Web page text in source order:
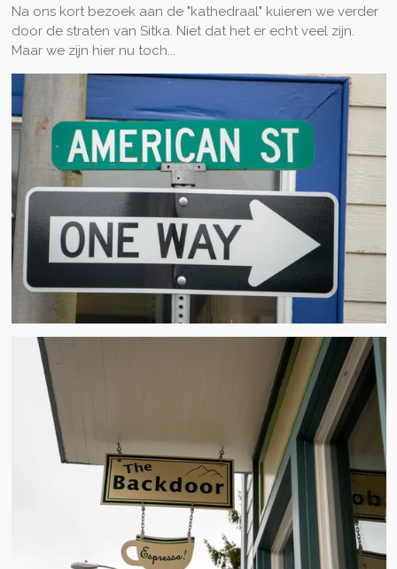
Na ons kort bezoek aan de "kathedraal" kuieren we verder
door de straten van Sitka. Niet dat het er echt veel zijn.
Maar we zijn hier nu toch...